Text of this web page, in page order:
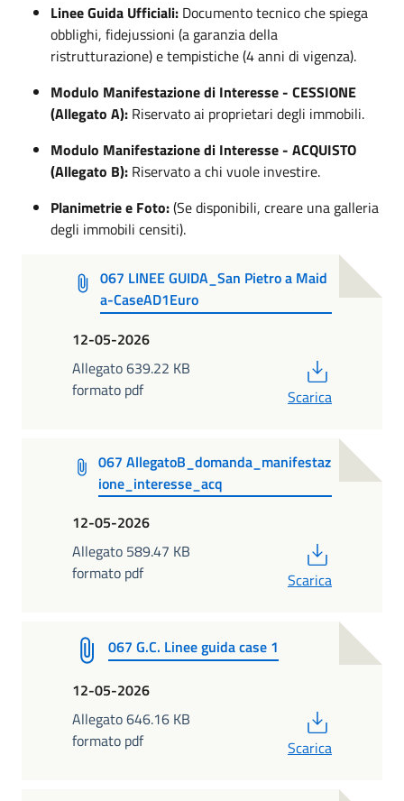
Linee Guida Ufficiali: Documento tecnico che spiega
obblighi, fidejussioni (a garanzia della
ristrutturazione) e tempistiche (4 anni di vigenza).
Modulo Manifestazione di Interesse - CESSIONE
(Allegato A): Riservato ai proprietari degli immobili.
Modulo Manifestazione di Interesse - ACQUISTO
(Allegato B): Riservato a chi vuole investire.
Planimetrie e Foto:(Se disponibili, creare una galleria
degli immobili censiti).
067 LINEE GUIDA_San Pietro a Maid
a-CaseAD1Euro
12-05-2026
Allegato 639.22 KB
formato pdf
Scarica
067 AllegatoB_domanda_manifestaz
ione_interesse_acq
12-05-2026
Allegato 589.47 KB
formato pdf
Scarica
067 G.C. Linee guida case 1
12-05-2026
Allegato 646.16 KB
formato pdf
Scarica